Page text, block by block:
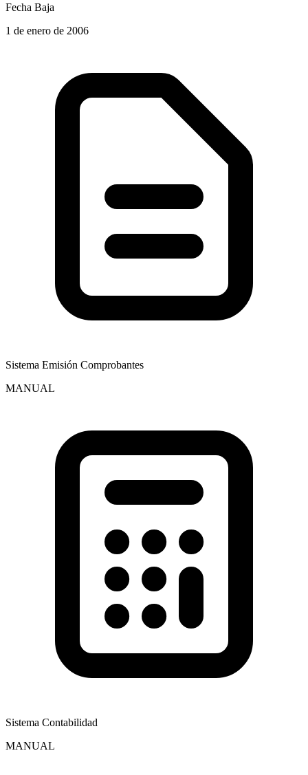
Fecha Baja
1 de enero de 2006
Sistema Emisión Comprobantes
MANUAL
Sistema Contabilidad
MANUAL